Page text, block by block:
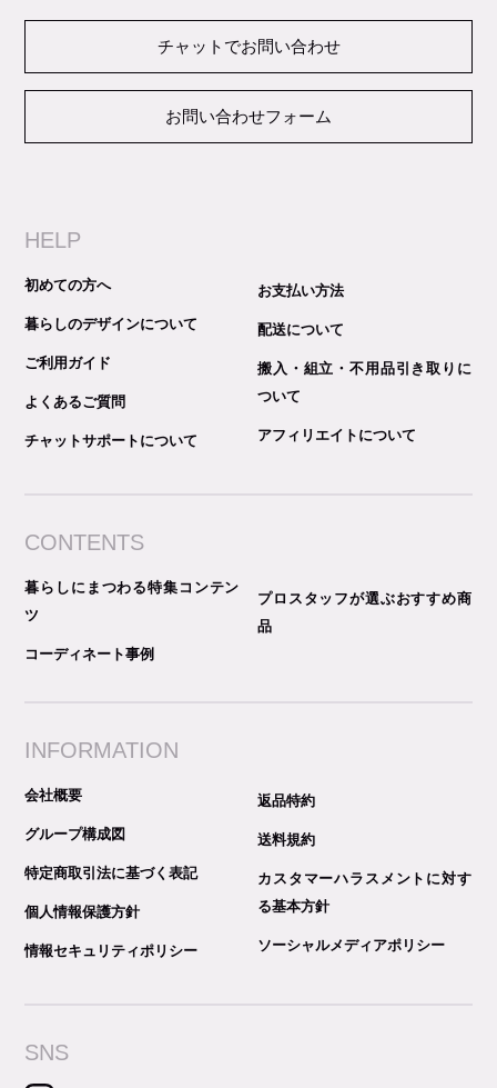
チャットでお問い合わせ
お問い合わせフォーム
HELP
初めての方へ
暮らしのデザインについて
ご利用ガイド
よくあるご質問
チャットサポートについて
お支払い方法
配送について
搬入・組立・不用品引き取りに
ついて
アフィリエイトについて
CONTENTS
暮らしにまつわる特集コンテン
ツ
コーディネート事例
プロスタッフが選ぶおすすめ商
品
INFORMATION
会社概要
グループ構成図
特定商取引法に基づく表記
個人情報保護方針
情報セキュリティポリシー
返品特約
送料規約
カスタマーハラスメントに対す
る基本方針
ソーシャルメディアポリシー
SNS